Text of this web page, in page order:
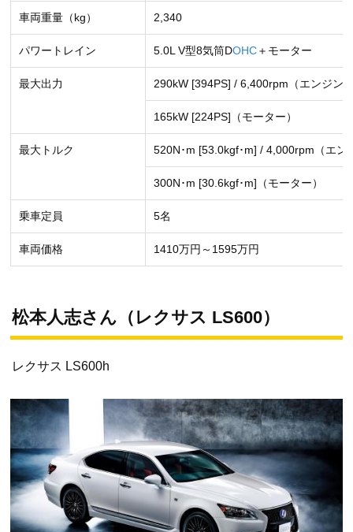
車両重量（kg） 2,340
パワートレイン 5.0L V型8気筒DOHC＋モーター
最大出力 290kW [394PS] / 6,400rpm（エンジン
165kW [224PS]（モーター）
最大トルク 520N･m [53.0kgf･m] / 4,000rpm（エン
300N･m [30.6kgf･m]（モーター）
乗車定員 5名
車両価格 1410万円～1595万円
松本人志さん（レクサス LS600）
レクサス LS600h